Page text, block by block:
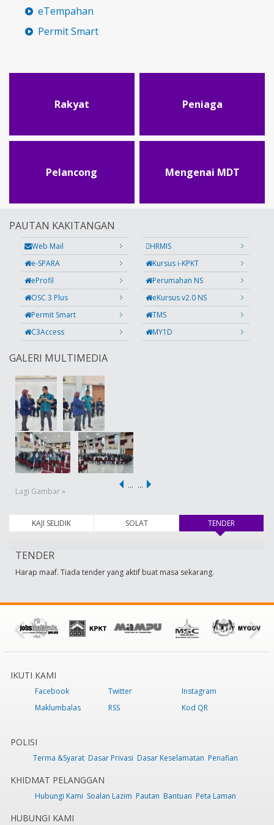
eTempahan
Permit Smart
Rakyat Peniaga
Pelancong Mengenai MDT
PAUTAN KAKITANGAN
Web Mail
HRMIS
e-SPARA
Kursus i-KPKT
eProfil
Perumahan NS
OSC 3 Plus
eKursus v2.0 NS
Permit Smart
TMS
C3Access
MY1D
GALERI MULTIMEDIA
Lagi Gambar »
… …
KAJI SELIDIK SOLAT TENDER
TENDER
Harap maaf. Tiada tender yang aktif buat masa sekarang.
IKUTI KAMI
Facebook Twitter
Instagram
Maklumbalas
RSS Kod QR
POLISI
Terma &Syarat Dasar Privasi Dasar Keselamatan Penafian
KHIDMAT PELANGGAN
Hubungi Kami Soalan Lazim Pautan Bantuan Peta Laman
HUBUNGI KAMI